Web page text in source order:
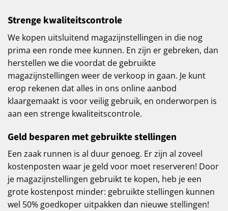
Strenge kwaliteitscontrole
We kopen uitsluitend magazijnstellingen in die nog
prima een ronde mee kunnen. En zijn er gebreken, dan
herstellen we die voordat de gebruikte
magazijnstellingen weer de verkoop in gaan. Je kunt
erop rekenen dat alles in ons online aanbod
klaargemaakt is voor veilig gebruik, en onderworpen is
aan een strenge kwaliteitscontrole.
Geld besparen met gebruikte stellingen
Een zaak runnen is al duur genoeg. Er zijn al zoveel
kostenposten waar je geld voor moet reserveren! Door
je magazijnstellingen gebruikt te kopen, heb je een
grote kostenpost minder: gebruikte stellingen kunnen
wel 50% goedkoper uitpakken dan nieuwe stellingen!